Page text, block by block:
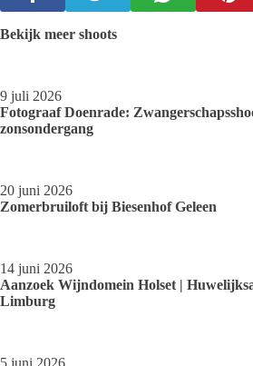
Bekijk meer shoots
9 juli 2026
Fotograaf Doenrade:
zonsondergang
20 juni 2026
Zomerbruiloft bij Biesenhof Geleen
14 juni 2026
Aanzoek Wijndomein Holset |
Limburg
5 juni 2026